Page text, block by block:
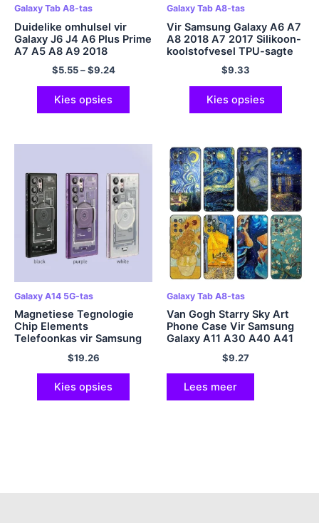
Galaxy Tab A8-tas
Duidelike omhulsel vir
Galaxy J6 J4 A6 Plus Prime
A7 A5 A8 A9 2018
Skokbestande skraal ultra-
dun sagte TPU-silikoon
teen-val
telefoonbedekking
$5.55–$9.24
Kies opsies
Galaxy Tab A8-tas
Vir Samsung Galaxy A6 A7
A8 2018 A7 2017 Silikoon-
koolstofvesel TPU-sagte
silikoon-tas vir Samsung
Galaxy A8 Plus 2018
Bedekking
$9.33
Kies opsies
Galaxy A14 5G-tas
Magnetiese Tegnologie
Chip Elements
Telefoonkas vir Samsung
Galaxy S23 S22 Plus Ultra
$19.26
Kies opsies
Galaxy Tab A8-tas
Van Gogh Starry Sky Art
Phone Case Vir Samsung
Galaxy A11 A30 A40 A41
A01 A03 Core A02 A10
A20 S A5 2017 A6 A8 Plus
A7 2018
$9.27
Lees meer